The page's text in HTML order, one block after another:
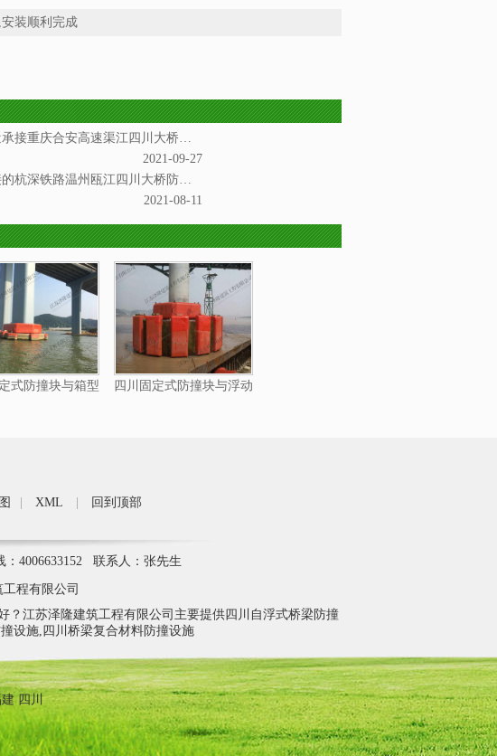
装顺利完成
我司新近承接重庆合安高速渠江四川大桥防撞项目
2021-09-27
我司承接的杭深铁路温州瓯江四川大桥防撞项目通过验收
2021-08-11
式防撞块与箱型
四川固定式防撞块与浮动
XML 回到顶部
4006633152 联系人：张先生
程有限公司
江苏泽隆建筑工程有限公司主要提供四川自浮式桥梁防撞
设施,四川桥梁复合材料防撞设施
四川